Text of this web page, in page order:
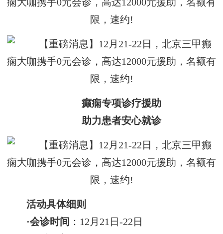
癫痫专项诊疗援助
助力患者安心就诊
活动具体细则
·会诊时间 ：12月21日-22日